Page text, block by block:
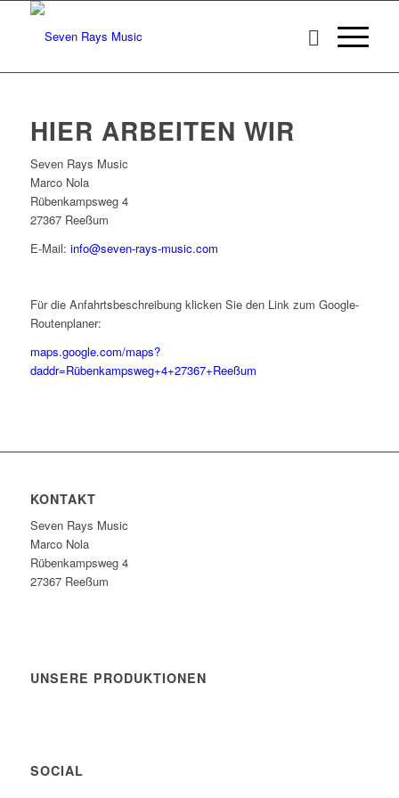
HIER ARBEITEN WIR
Seven Rays Music
Marco Nola
Rübenkampsweg 4
27367 Reeßum
E-Mail: info@seven-rays-music.com
Für die Anfahrtsbeschreibung klicken Sie den Link zum Google-
Routenplaner:
maps.google.com/maps?
daddr=Rübenkampsweg+4+27367+Reeßum
KONTAKT
Seven Rays Music
Marco Nola
Rübenkampsweg 4
27367 Reeßum
UNSERE PRODUKTIONEN
SOCIAL